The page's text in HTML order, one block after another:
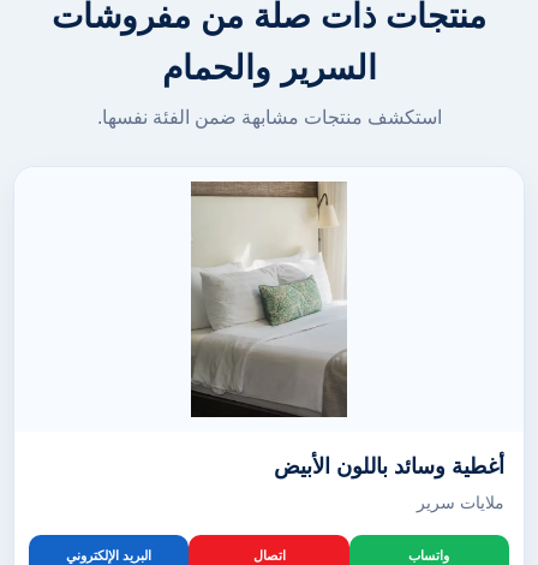
منتجات ذات صلة من مفروشات
السرير والحمام
استكشف منتجات مشابهة ضمن الفئة نفسها.
أغطية وسائد باللون الأبيض
ملايات سرير
واتساب اتصال البريد الإلكتروني